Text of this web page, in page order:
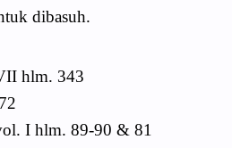
dibasuh.
hlm. 343
I hlm. 89-90 & 81